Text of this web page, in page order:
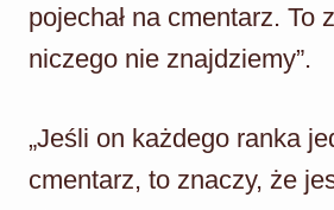
pojechał na cmentarz. To
niczego nie znajdziemy”.
„Jeśli on każdego ranka
cmentarz, to znaczy, że